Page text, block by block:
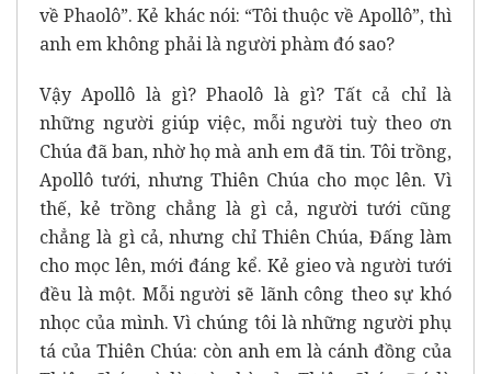
về Phaolô”. Kẻ khác nói: “Tôi thuộc về Apollô”, thì
anh em không phải là người phàm đó sao?
Vậy Apollô là gì? Phaolô là gì? Tất cả chỉ là
những người giúp việc, mỗi người tuỳ theo ơn
Chúa đã ban, nhờ họ mà anh em đã tin. Tôi trồng,
Apollô tưới, nhưng Thiên Chúa cho mọc lên. Vì
thế, kẻ trồng chẳng là gì cả, người tưới cũng
chẳng là gì cả, nhưng chỉ Thiên Chúa, Đấng làm
cho mọc lên, mới đáng kể. Kẻ gieo và người tưới
đều là một. Mỗi người sẽ lãnh công theo sự khó
nhọc của mình. Vì chúng tôi là những người phụ
tá của Thiên Chúa: còn anh em là cánh đồng của